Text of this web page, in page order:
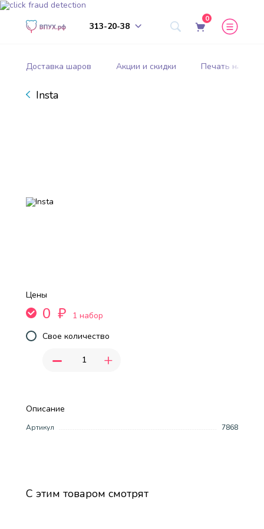
313-20-38
0
Доставка шаров Акции и скидки Печать на
Insta
Описание
Артикул 7868
Цены
0 ₽
1 набор
Свое количество
- +
С этим товаром смотрят